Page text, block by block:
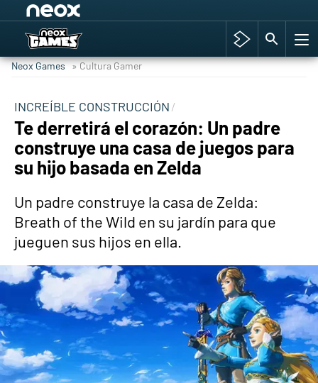
Hyrule Warriors: La Era del Cataclismo
Super Mario cafetería oficial
Cyberpunk 2077
Hyrule Warriors
Asia peculiar tradición
Neox Games » Cultura Gamer
INCREÍBLE CONSTRUCCIÓN
Te derretirá el corazón: Un padre
construye una casa de juegos para
su hijo basada en Zelda
Un padre construye la casa de Zelda:
Breath of the Wild en su jardín para que
jueguen sus hijos en ella.